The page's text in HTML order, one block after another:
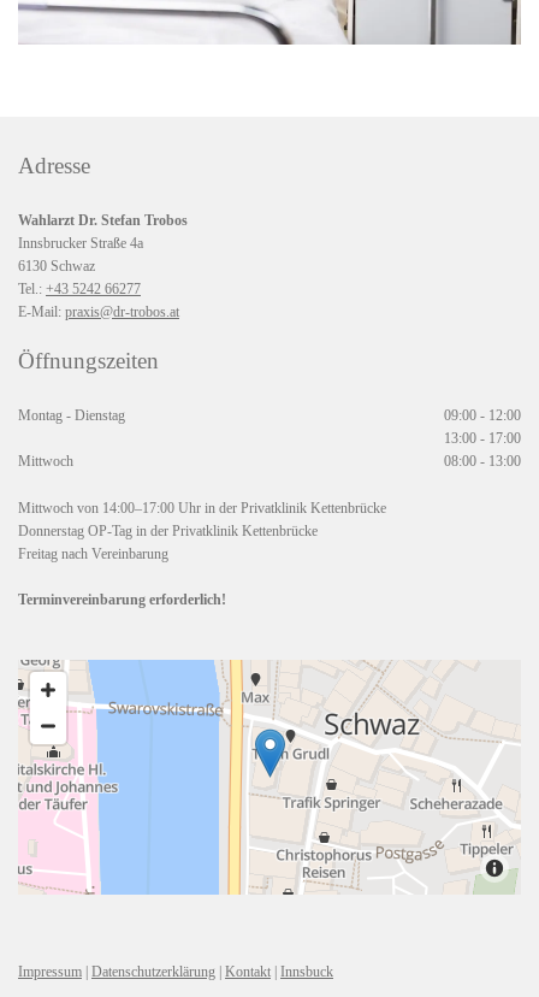
Adresse
Wahlarzt Dr. Stefan Trobos
Innsbrucker Straße 4a
6130 Schwaz
Tel.: +43 5242 66277
E-Mail: praxis@dr-trobos.at
Öffnungszeiten
Montag - Dienstag
09:00 - 12:00
13:00 - 17:00
Mittwoch
08:00 - 13:00
Mittwoch von 14:00–17:00 Uhr in der Privatklinik Kettenbrücke
Donnerstag OP-Tag in der Privatklinik Kettenbrücke
Freitag nach Vereinbarung
Terminvereinbarung erforderlich!
Impressum | Datenschutzerklärung | Kontakt | Innsbuck